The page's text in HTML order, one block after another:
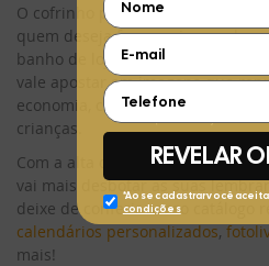
O cofrinho personalizado da
quem deseja fazer a viagem dos
banho de loja no futuro. Para
vale apostar em imagens que
economia, como a foto de um
crianças.
Com a alta qualidade dos
vai mais desbotar as suas
deixe de conferir nosso catálogo
calendários personalizados,
mais!